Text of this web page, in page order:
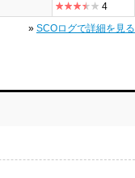
4
» SCOログで詳細を見る